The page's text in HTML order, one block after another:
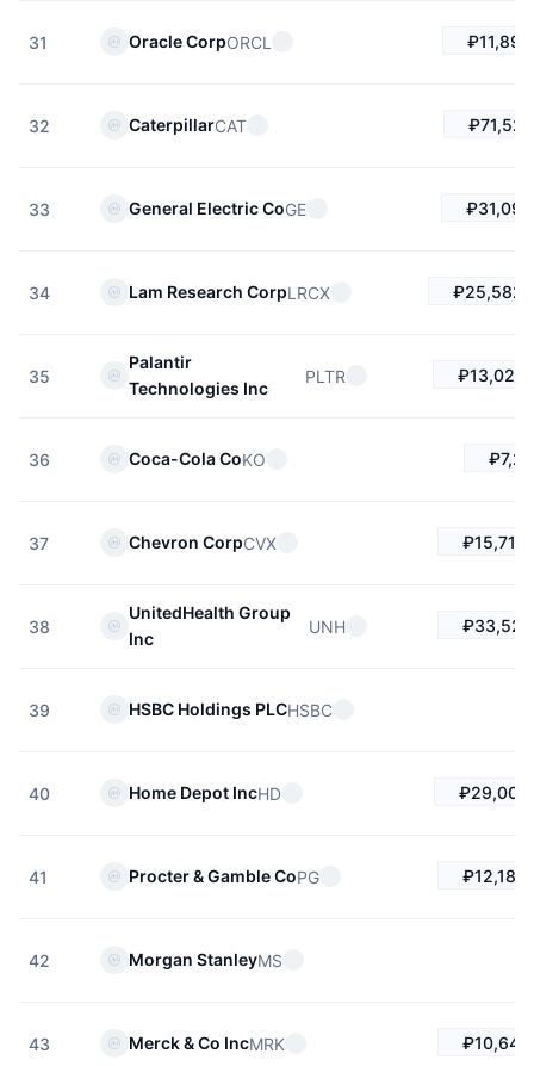
31 Oracle CorpORCL
32 CaterpillarCAT
33 General Electric CoGE
34 Lam Research CorpLRCX
35
Palantir
Technologies Inc
PLTR
36 Coca-Cola CoKO
37 Chevron CorpCVX
38
UnitedHealth Group
Inc
UNH
39 HSBC Holdings PLCHSBC
40 Home Depot IncHD
41 Procter & Gamble CoPG
42 Morgan StanleyMS
43 Merck & Co IncMRK